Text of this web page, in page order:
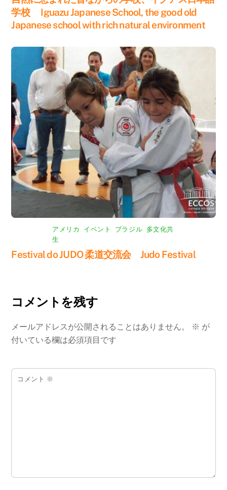
学校 Iguazu Japanese School, the good old
Japanese school with rich natural environment
アメリカ イベント ブラジル 多文化共
生
Festival do JUDO 柔道交流会 Judo Festival
コメントを残す
メールアドレスが公開されることはありません。 ※ が
付いている欄は必須項目です
コメント ※